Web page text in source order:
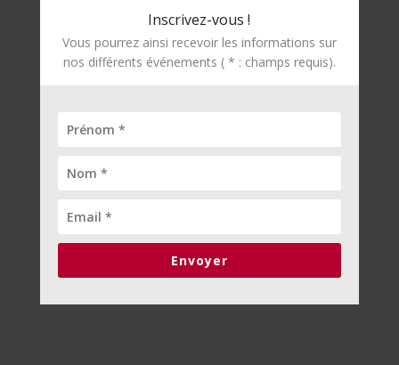
Inscrivez-vous !
Vous pourrez ainsi recevoir les informations sur
nos différents événements ( * : champs requis).
Envoyer